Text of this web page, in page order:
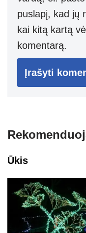
puslapį, kad jų
kai kitą kartą
komentarą.
Ūkis